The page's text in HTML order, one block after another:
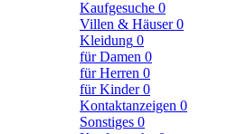
Kaufgesuche 0
Villen & Häuser0
Kleidung 0
für Damen 0
für Herren 0
für Kinder0
Kontaktanzeigen 0
Sonstiges 0